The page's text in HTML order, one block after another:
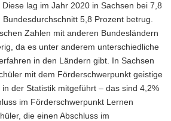
. Diese lag im Jahr 2020 in Sachsen bei 7,8
5,8 Prozent betrug.
Zahlen mit anderen Bundesländern
da es unter anderem unterschiedliche
in den Ländern gibt. In Sachsen
mit dem Förderschwerpunkt geistige
der Statistik mitgeführt – das sind 4,2%
im Förderschwerpunkt Lernen
die einen Abschluss im